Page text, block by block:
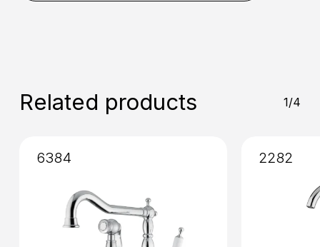
Related products 1/4
6384 2282